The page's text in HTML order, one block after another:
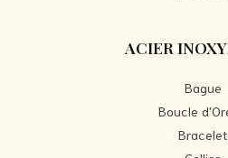
ACIER
Bague
Boucle
Bracelet